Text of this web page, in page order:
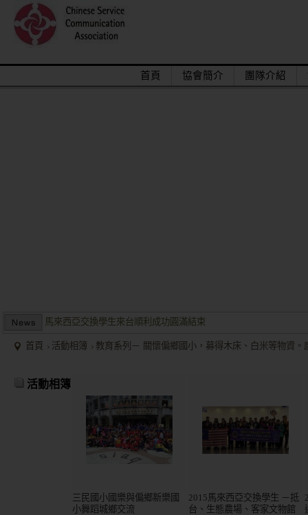
首頁 協會簡介 團隊介紹
馬來西亞交換學生來台順利成功圓滿結束
兩岸商業投資考察團於大陸多地受到盛大歡迎並且已有多個項目落
馬來西亞交換學生來台順利成功圓滿結束
兩岸商業投資考察團於大陸多地受到盛大歡迎並且已有多個項目落
首頁 活動相簿 教育系列－ 關懷偏鄉國小，募得木床、白米等物資。
活動相簿
三民國小國樂與偏鄉新樂國
小舞蹈城鄉交流
2015馬來西亞交換學生 －抵
台、生態農場、客家文物館